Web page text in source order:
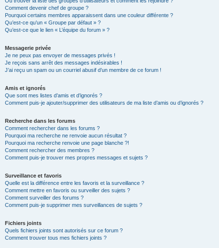
Comment devenir chef de groupe ?
Pourquoi certains membres apparaissent dans une couleur différente ?
Qu’est-ce qu’un « Groupe par défaut » ?
Qu’est-ce que le lien « L’équipe du forum » ?
Messagerie privée
Je ne peux pas envoyer de messages privés !
Je reçois sans arrêt des messages indésirables !
J’ai reçu un spam ou un courriel abusif d’un membre de ce forum !
Amis et ignorés
Que sont mes listes d’amis et d’ignorés ?
Comment puis-je ajouter/supprimer des utilisateurs de ma liste d’amis ou d’ignorés ?
Recherche dans les forums
Comment rechercher dans les forums ?
Pourquoi ma recherche ne renvoie aucun résultat ?
Pourquoi ma recherche renvoie une page blanche ?!
Comment rechercher des membres ?
Comment puis-je trouver mes propres messages et sujets ?
Surveillance et favoris
Quelle est la différence entre les favoris et la surveillance ?
Comment mettre en favoris ou surveiller des sujets ?
Comment surveiller des forums ?
Comment puis-je supprimer mes surveillances de sujets ?
Fichiers joints
Quels fichiers joints sont autorisés sur ce forum ?
Comment trouver tous mes fichiers joints ?